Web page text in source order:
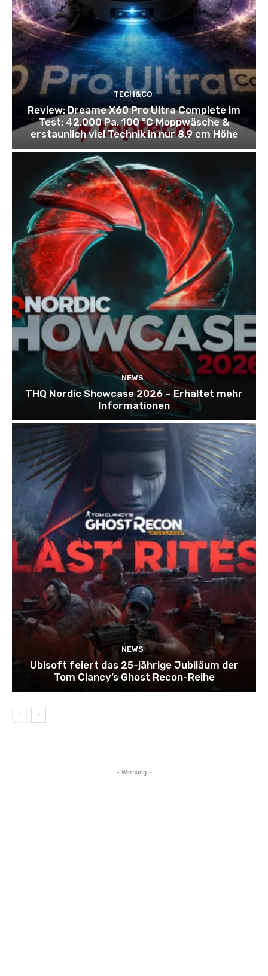
TECH&CO
Review: Dreame X60 Pro Ultra Complete im
Test: 42.000 Pa, 100 °C Moppwäsche &
erstaunlich viel Technik in nur 8,9 cm Höhe
NEWS
THQ Nordic Showcase 2026 – Erhaltet mehr
Informationen
NEWS
Ubisoft feiert das 25-jährige Jubiläum der
Tom Clancy’s Ghost Recon-Reihe
- Werbung -